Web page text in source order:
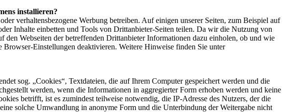
installieren?
verhaltensbezogene Werbung betreiben. Auf einigen unserer Seiten, zum Beispiel auf
Inhalte einbetten und Tools von Drittanbieter-Seiten teilen. Da wir die Nutzung von
Webseiten der betreffenden Drittanbieter Informationen dazu einholen, ob und wie
Einstellungen deaktivieren. Weitere Hinweise finden Sie unter
sog. „Cookies“, Textdateien, die auf Ihrem Computer gespeichert werden und die
werden, wenn die Informationen in aggregierter Form erhoben werden und keine
betrifft, ist es zumindest teilweise notwendig, die IP-Adresse des Nutzers, der die
solche Umwandlung in anonyme Form und die Unterbindung der Weitergabe nicht